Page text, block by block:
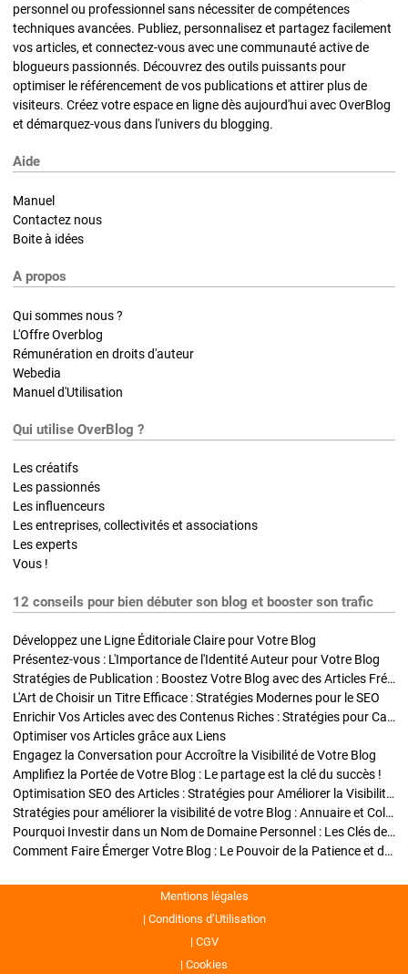
personnel ou professionnel sans nécessiter de compétences
techniques avancées. Publiez, personnalisez et partagez facilement
vos articles, et connectez-vous avec une communauté active de
blogueurs passionnés. Découvrez des outils puissants pour
optimiser le référencement de vos publications et attirer plus de
visiteurs. Créez votre espace en ligne dès aujourd'hui avec OverBlog
et démarquez-vous dans l'univers du blogging.
Aide
Manuel
Contactez nous
Boite à idées
A propos
Qui sommes nous ?
L'Offre Overblog
Rémunération en droits d'auteur
Webedia
Manuel d'Utilisation
Qui utilise OverBlog ?
Les créatifs
Les passionnés
Les influenceurs
Les entreprises, collectivités et associations
Les experts
Vous !
12 conseils pour bien débuter son blog et booster son trafic
Développez une Ligne Éditoriale Claire pour Votre Blog
Présentez-vous : L'Importance de l'Identité Auteur pour Votre Blog
Stratégies de Publication : Boostez Votre Blog avec des Articles Fréquents et Exclusifs
L'Art de Choisir un Titre Efficace : Stratégies Modernes pour le SEO
Enrichir Vos Articles avec des Contenus Riches : Stratégies pour Captiver et Optimiser
Optimiser vos Articles grâce aux Liens
Engagez la Conversation pour Accroître la Visibilité de Votre Blog
Amplifiez la Portée de Votre Blog : Le partage est la clé du succès !
Optimisation SEO des Articles : Stratégies pour Améliorer la Visibilité de Votre Blog
Stratégies pour améliorer la visibilité de votre Blog : Annuaire et Collaborations
Pourquoi Investir dans un Nom de Domaine Personnel : Les Clés de la Réussite de Votre Blog
Comment Faire Émerger Votre Blog : Le Pouvoir de la Patience et de la Persévérance
Mentions légales
Conditions d’Utilisation
CGV
Cookies